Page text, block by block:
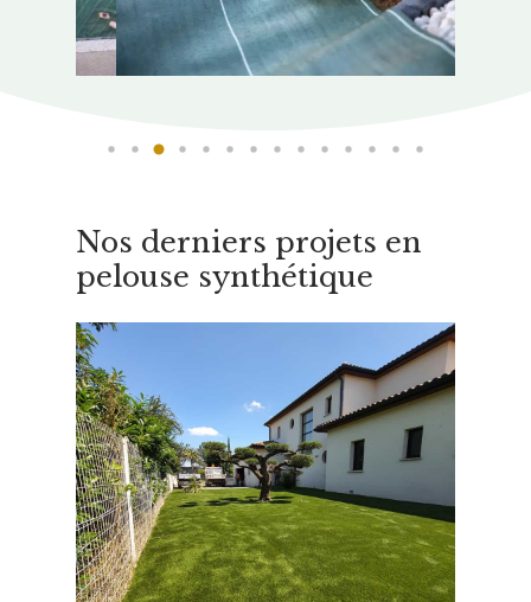
Nos derniers projets en
pelouse synthétique